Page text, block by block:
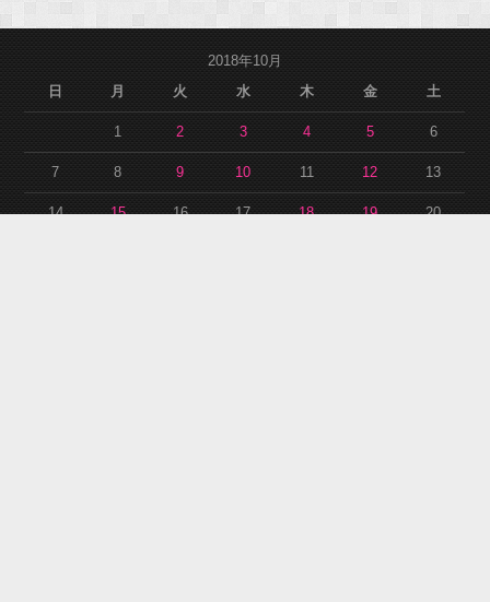
2018年10月
日
月 火 水 木 金 土
1 2 3 4 5 6
7 8 9 10 11 12 13
14 15 16 17 18 19 20